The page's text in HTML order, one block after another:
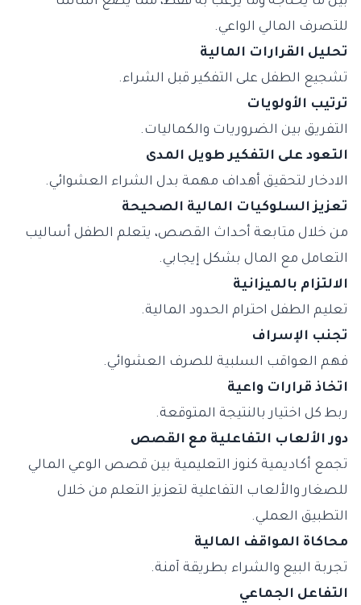
للتصرف المالي الواعي.
تحليل القرارات المالية
تشجيع الطفل على التفكير قبل الشراء.
ترتيب الأولويات
التفريق بين الضروريات والكماليات.
التعود على التفكير طويل المدى
الادخار لتحقيق أهداف مهمة بدل الشراء العشوائي.
تعزيز السلوكيات المالية الصحيحة
من خلال متابعة أحداث القصص، يتعلم الطفل أساليب
التعامل مع المال بشكل إيجابي.
الالتزام بالميزانية
تعليم الطفل احترام الحدود المالية.
تجنب الإسراف
فهم العواقب السلبية للصرف العشوائي.
اتخاذ قرارات واعية
ربط كل اختيار بالنتيجة المتوقعة.
دور الألعاب التفاعلية مع القصص
تجمع أكاديمية كنوز التعليمية بين قصص الوعي المالي
للصغار والألعاب التفاعلية لتعزيز التعلم من خلال
التطبيق العملي.
محاكاة المواقف المالية
تجربة البيع والشراء بطريقة آمنة.
التفاعل الجماعي